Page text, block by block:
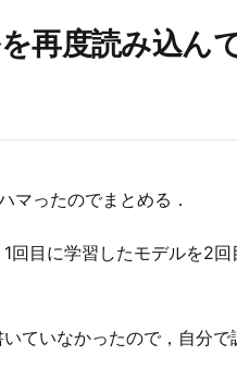
再度読み込ん
マったのでまとめる．
回目に学習したモデルを2回
ていなかったので，自分で